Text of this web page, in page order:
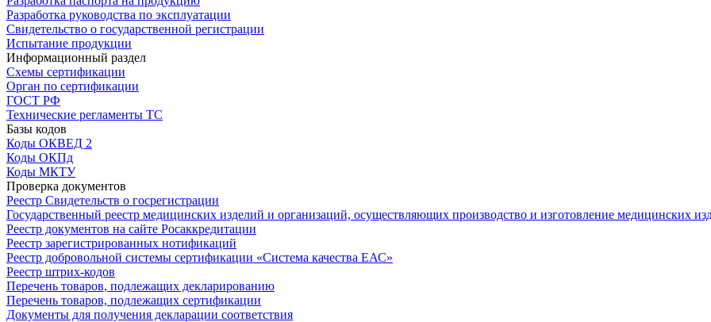
Разработка руководства по эксплуатации
Свидетельство о государственной регистрации
Испытание продукции
Информационный раздел
Схемы сертификации
Орган по сертификации
ГОСТ РФ
Технические регламенты ТС
Базы кодов
Коды ОКВЕД 2
Коды ОКПд
Коды МКТУ
Проверка документов
Реестр Свидетельств о госрегистрации
Государственный реестр медицинских изделий и организаций, осуществляющих производство и изготовление медицинских
Реестр документов на сайте Росаккредитации
Реестр зарегистрированных нотификаций
Реестр добровольной системы сертификации «Система качества ЕАС»
Реестр штрих-кодов
Перечень товаров, подлежащих декларированию
Перечень товаров, подлежащих сертификации
Документы для получения декларации соответствия